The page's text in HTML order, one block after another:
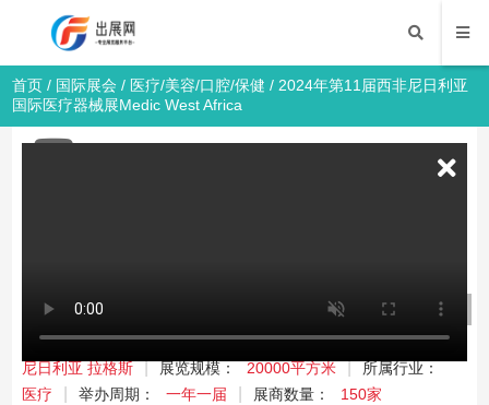
首页 / 国际展会 / 医疗/美容/口腔/保健 / 2024年第11届西非尼日利亚
国际医疗器械展Medic West Africa
医疗/美容/口腔/保健
举办时间： 2024年4月17-19日举办展馆：
尼日利亚 拉格斯
展览规模： 20000平方米
所属行业：
医疗
举办周期： 一年一届 展商数量： 150家